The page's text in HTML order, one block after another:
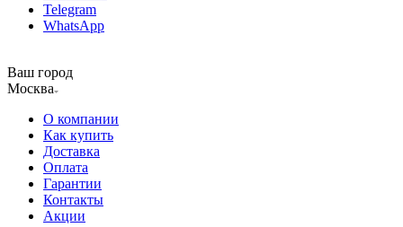
Telegram
WhatsApp
Ваш город
Москва
О компании
Как купить
Доставка
Оплата
Гарантии
Контакты
Акции